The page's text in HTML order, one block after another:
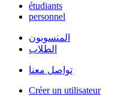
étudiants
personnel
المنسوبون
الطلاب
تواصل معنا
Créer un utilisateur